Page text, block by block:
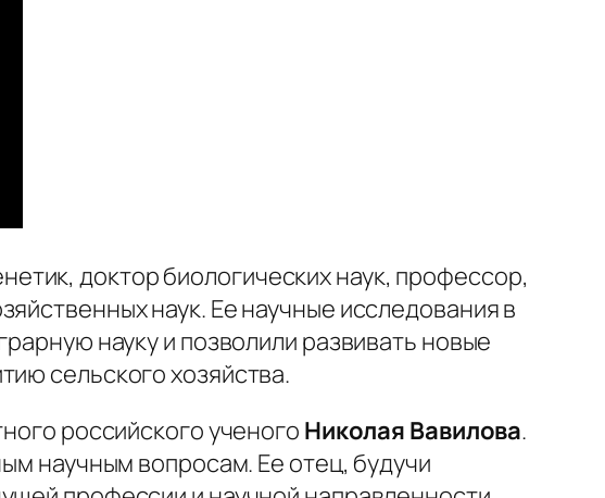
доктор биологических наук, профессор,
наук. Ее научные исследования в
науку и позволили развивать новые
сельского хозяйства.
российского ученого Николая Вавилова.
научным вопросам. Ее отец, будучи